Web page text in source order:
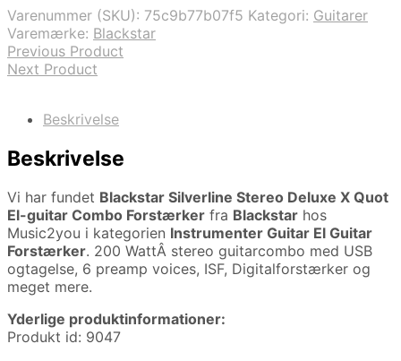
Varenummer (SKU): 75c9b77b07f5 Kategori: Guitarer
Varemærke: Blackstar
Previous Product
Next Product
Beskrivelse
Beskrivelse
Vi har fundet Blackstar Silverline Stereo Deluxe X Quot
El-guitar Combo Forstærker fra Blackstar hos
Music2you i kategorien Instrumenter Guitar El Guitar
Forstærker. 200 WattÂ stereo guitarcombo med USB
ogtagelse, 6 preamp voices, ISF, Digitalforstærker og
meget mere.
Yderlige produktinformationer:
Produkt id: 9047